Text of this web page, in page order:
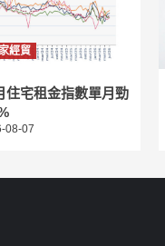
經貿
住宅租金指數單月勁
08-07